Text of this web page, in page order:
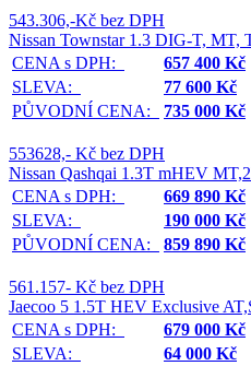
543.306,-Kč bez DPH
Nissan Townstar 1.3 DIG-T, MT,
CENA s DPH:
657 400 Kč
SLEVA:
77 600 Kč
PŮVODNÍ CENA:
735 000 Kč
553628,- Kč bez DPH
Nissan Qashqai 1.3T mHEV
CENA s DPH:
669 890 Kč
SLEVA:
190 000 Kč
PŮVODNÍ CENA:
859 890 Kč
561.157- Kč bez DPH
Jaecoo 5 1.5T HEV Exclusive
CENA s DPH:
679 000 Kč
SLEVA:
64 000 Kč